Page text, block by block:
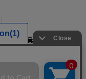
企業情報